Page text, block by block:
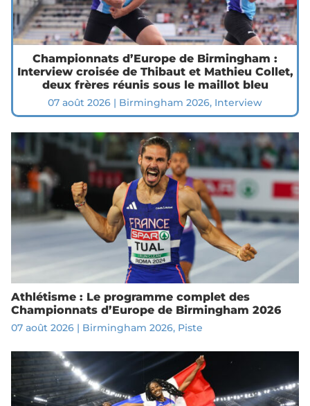
Championnats d’Europe de Birmingham :
Interview croisée de Thibaut et Mathieu Collet,
deux frères réunis sous le maillot bleu
07 août 2026 | Birmingham 2026, Interview
Athlétisme : Le programme complet des
Championnats d’Europe de Birmingham 2026
07 août 2026| Birmingham 2026, Piste